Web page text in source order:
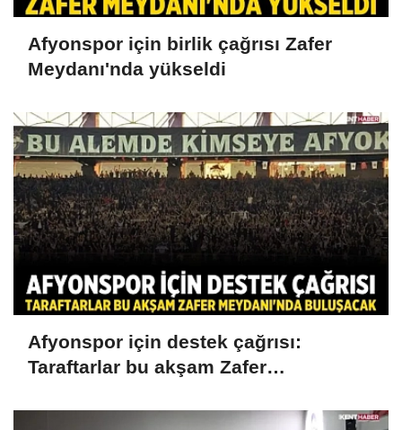
Afyonspor için birlik çağrısı Zafer
Meydanı'nda yükseldi
Afyonspor için destek çağrısı:
Taraftarlar bu akşam Zafer